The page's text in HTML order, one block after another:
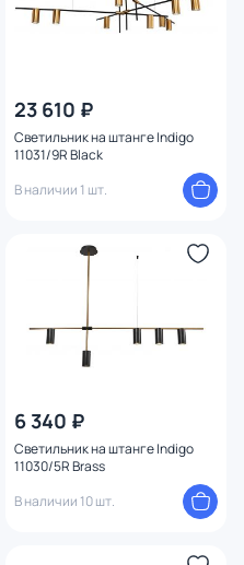
23 610 ₽
Светильник на штанге Indigo
11031/9R Black
В наличии 1 шт.
6 340 ₽
Светильник на штанге Indigo
11030/5R Brass
В наличии 10 шт.